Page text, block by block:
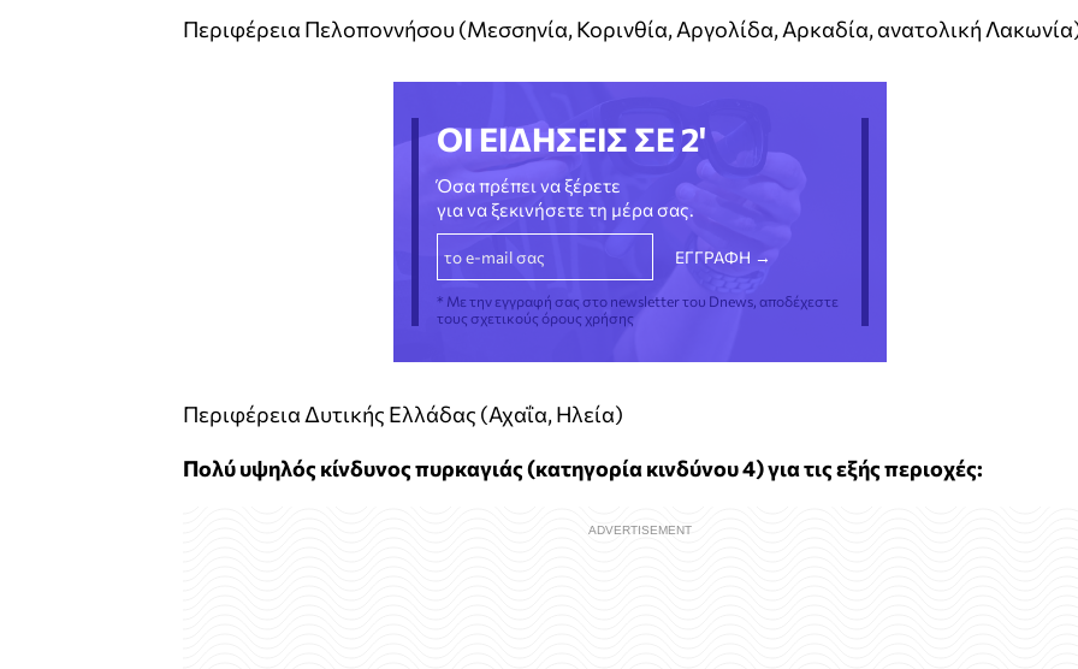
Περιφέρεια Πελοποννήσου (Μεσσηνία, Κορινθία, Αργολίδα, Αρκαδία, ανατολική
ΟΙ ΕΙΔΗΣΕΙΣ ΣΕ 2'
Όσα πρέπει να ξέρετε
για να ξεκινήσετε τη μέρα σας.
* Με την εγγραφή σας στο newsletter του Dnews, αποδέχεστε
τους σχετικούς όρους χρήσης
Περιφέρεια Δυτικής Ελλάδας (Αχαΐα, Ηλεία)
Πολύ υψηλός κίνδυνος πυρκαγιάς (κατηγορία κινδύνου 4) για τις εξής περιοχές: